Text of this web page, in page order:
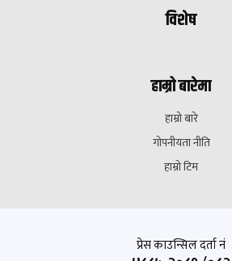
विशेष
हाम्रो बारेमा
हाम्रो बारे
गोपनीयता नीति
हाम्रो टिम
प्रेस काउन्सिल दर्ता नं